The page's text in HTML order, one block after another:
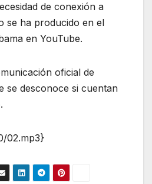
de conexión a
se ha producido en el
en YouTube.
oficial de
se desconoce si cuentan
02.mp3}